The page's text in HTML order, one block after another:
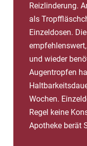
Reizlinderung.
als
Einzeldosen.
und wieder
Augentropfen
Wochen.
Regel keine
Apotheke berät